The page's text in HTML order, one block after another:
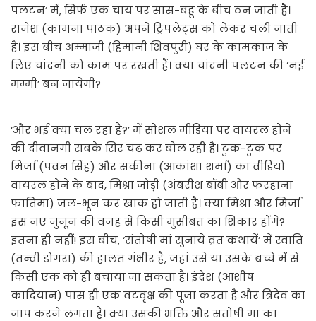
पलटन’ में, सिर्फ एक चाय पर सास-बहू के बीच ठन जाती है।
राजेश (कामना पाठक) अपने ट्रिपलेट्स को लेकर चली जाती
है। इस बीच अम्माजी (हिमानी शिवपुरी) घर के कामकाज के
लिए चांदनी को काम पर रखती हैं। क्या चांदनी पलटन की ’नई
मम्मी’ बन जायेगी?
‘और भई क्या चल रहा है?’ में सोशल मीडिया पर वायरल होने
की दीवानगी सबके सिर चढ़ कर बोल रही है। टुक-टुक पर
मिर्जा (पवन सिंह) और सकीना (आकांशा शर्मा) का वीडियो
वायरल होने के बाद, मिश्रा जोड़ी (अंबरीश बॉबी और फरहाना
फातिमा) जल-भून कर खाक हो जाती है। क्या मिश्रा और मिर्जा
इस नए जुनून की वजह से किसी मुसीबत का शिकार होंगे?
इतना ही नहीं! इस बीच, ‘संतोषी मां सुनाये व्रत कथायें’ में स्वाति
(तन्वी डोगरा) की हालत गंभीर है, जहां उसे या उसके बच्चे में से
किसी एक को ही बचाया जा सकता है। इंद्रेश (आशीष
कादियान) पास ही एक वटवृक्ष की पूजा करता है और त्रिदेव का
जाप करने लगता है। क्या उसकी भक्ति और संतोषी मां का